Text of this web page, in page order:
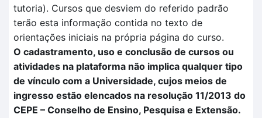
tutoria). Cursos que desviem do referido padrão
terão esta informação contida no texto de
orientações iniciais na própria página do curso.
O cadastramento, uso e conclusão de cursos ou
atividades na plataforma não implica qualquer tipo
de vínculo com a Universidade, cujos meios de
ingresso estão elencados na resolução 11/2013 do
CEPE – Conselho de Ensino, Pesquisa e Extensão.